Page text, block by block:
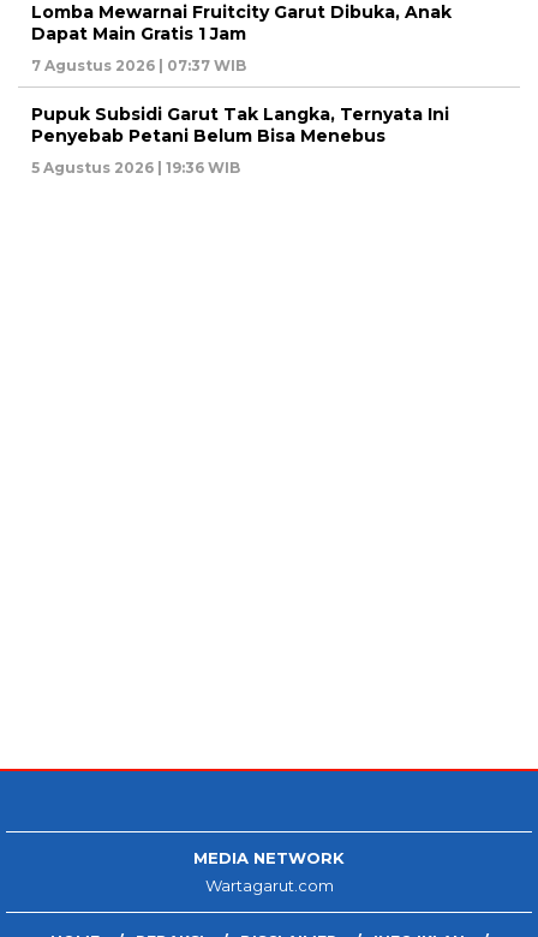
Lomba Mewarnai Fruitcity Garut Dibuka, Anak
Dapat Main Gratis 1 Jam
7 Agustus 2026 | 07:37 WIB
Pupuk Subsidi Garut Tak Langka, Ternyata Ini
Penyebab Petani Belum Bisa Menebus
5 Agustus 2026 | 19:36 WIB
MEDIA NETWORK
Wartagarut.com